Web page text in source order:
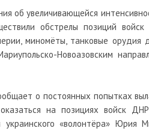
об увеличивающейся
обстрелы позиций
миномёты, танковые орудия
Новоазовским
о постоянных попытках
на позициях войск
«волонтёра» Юрия